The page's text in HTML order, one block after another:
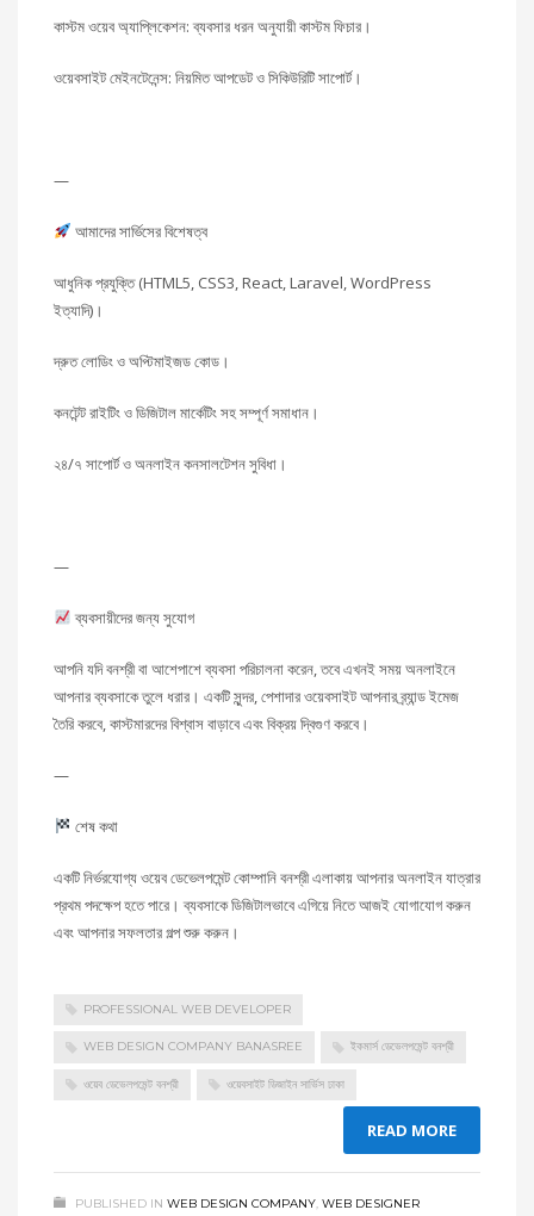
কাস্টম ওয়েব অ্যাপ্লিকেশন: ব্যবসার ধরন অনুযায়ী কাস্টম ফিচার।
ওয়েবসাইট মেইনটেনেন্স: নিয়মিত আপডেট ও সিকিউরিটি সাপোর্ট।
—
আমাদের সার্ভিসের বিশেষত্ব
আধুনিক প্রযুক্তি (HTML5, CSS3, React, Laravel, WordPress
ইত্যাদি)।
দ্রুত লোডিং ও অপ্টিমাইজড কোড।
কনটেন্ট রাইটিং ও ডিজিটাল মার্কেটিং সহ সম্পূর্ণ সমাধান।
২৪/৭ সাপোর্ট ও অনলাইন কনসালটেশন সুবিধা।
—
ব্যবসায়ীদের জন্য সুযোগ
আপনি যদি বনশ্রী বা আশেপাশে ব্যবসা পরিচালনা করেন, তবে এখনই সময় অনলাইনে
আপনার ব্যবসাকে তুলে ধরার। একটি সুন্দর, পেশাদার ওয়েবসাইট আপনার ব্র্যান্ড ইমেজ
তৈরি করবে, কাস্টমারদের বিশ্বাস বাড়াবে এবং বিক্রয় দ্বিগুণ করবে।
—
শেষ কথা
একটি নির্ভরযোগ্য ওয়েব ডেভেলপমেন্ট কোম্পানি বনশ্রী এলাকায় আপনার অনলাইন যাত্রার
প্রথম পদক্ষেপ হতে পারে। ব্যবসাকে ডিজিটালভাবে এগিয়ে নিতে আজই যোগাযোগ করুন
এবং আপনার সফলতার গল্প শুরু করুন।
PROFESSIONAL WEB DEVELOPER
WEB DESIGN COMPANY BANASREE ইকমার্স ডেভেলপমেন্ট বনশ্রী
ওয়েব ডেভেলপমেন্ট বনশ্রী ওয়েবসাইট ডিজাইন সার্ভিস ঢাকা
READ MORE
PUBLISHED IN WEB DESIGN COMPANY, WEB DESIGNER